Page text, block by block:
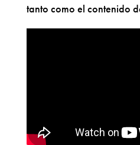
tanto como el contenido